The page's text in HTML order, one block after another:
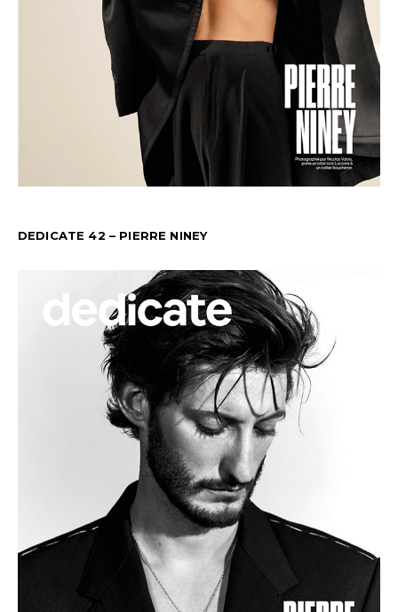
DEDICATE 42 – PIERRE NINEY